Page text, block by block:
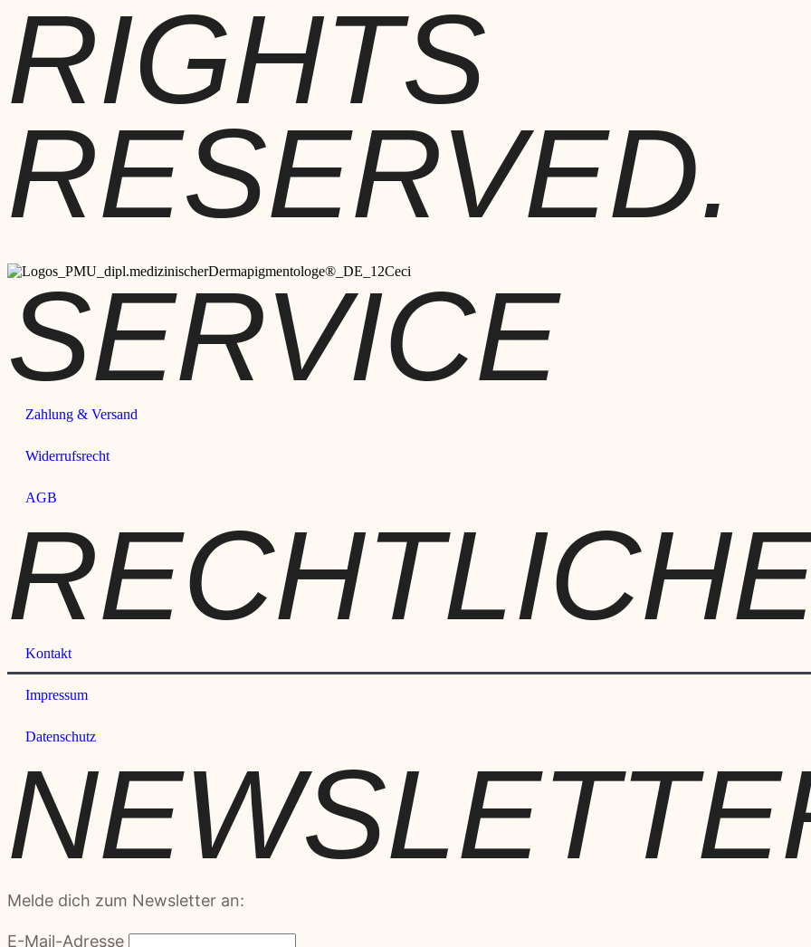
RIGHTS
RESERVED.
SERVICE
Zahlung & Versand
Widerrufsrecht
AGB
Kontakt
Impressum
Datenschutz
Melde dich zum Newsletter an:
E-Mail-Adresse